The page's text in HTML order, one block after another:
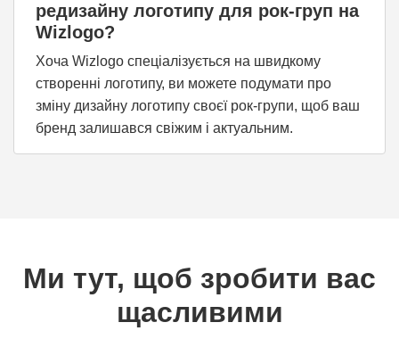
редизайну логотипу для рок-груп на
Wizlogo?
Хоча Wizlogo спеціалізується на швидкому
створенні логотипу, ви можете подумати про
зміну дизайну логотипу своєї рок-групи, щоб ваш
бренд залишався свіжим і актуальним.
Ми тут, щоб зробити вас
щасливими